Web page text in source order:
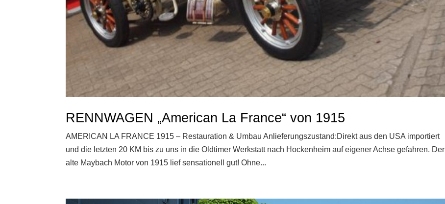
RENNWAGEN „American La France“ von 1915
AMERICAN LA FRANCE 1915 – Restauration & Umbau Anlieferungszustand:Direkt aus den USA importiert
und die letzten 20 KM bis zu uns in die Oldtimer Werkstatt nach Hockenheim auf eigener Achse gefahren. Der
alte Maybach Motor von 1915 lief sensationell gut! Ohne...